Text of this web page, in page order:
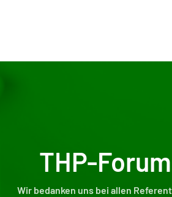
main
THP-
Wir bedanken uns bei allen